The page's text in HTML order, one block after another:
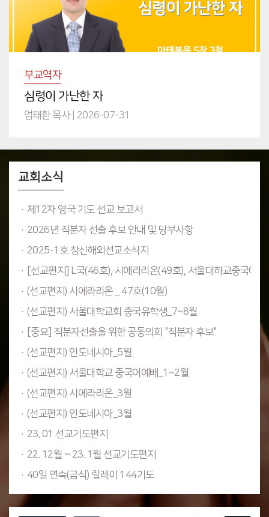
부교역자
심령이 가난한 자
엄태환 목사| 2026-07-31
교회소식
·제12자 영국 기도 선교 보고서
·2026년 직분자 선출 후보 안내 및 당부사항
·2025-1호 창신해외선교소식지
·[선교편지] L국(46호), 시에라리온(49호), 서울대하교중국어
·(선교편지) 시에라리온 _ 47호(10월)
·(선교편지) 서울대학교회 중국유학생_7~8월
·[중요] 직분자선출을 위한 공동의회 "직분자 후보"
·(선교편지) 인도네시아_5월
·(선교편지) 서울대학교 중국어예배_1~2월
·(선교편지) 시에라리온_3월
·(선교편지) 인도네시아_3월
·23. 01 선교기도편지
·22. 12월 ~ 23. 1월 선교기도편지
·40일 연속(금식) 릴레이 144기도